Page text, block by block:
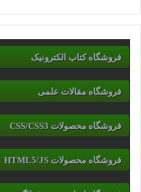
فروشگاه کتاب الکترونیک
فروشگاه مقالات علمی
فروشگاه محصولات CSS/CSS3
فروشگاه محصولات HTML5/JS